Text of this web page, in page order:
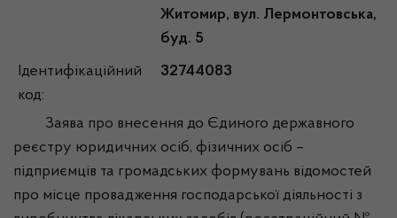
Житомир, вул. Лермонтовська,
буд. 5
Ідентифікаційний
код:
32744083
Заява про внесення до Єдиного державного
реєстру юридичних осіб, фізичних осіб –
підприємців та громадських формувань відомостей
про місце провадження господарської діяльності з